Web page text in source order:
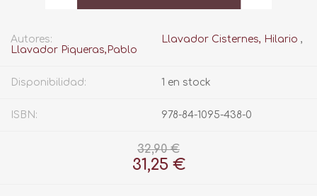
Autores: Llavador Cisternes, Hilario ,
Llavador Piqueras,Pablo
Disponibilidad: 1 en stock
ISBN: 978-84-1095-438-0
32,90 €
31,25 €